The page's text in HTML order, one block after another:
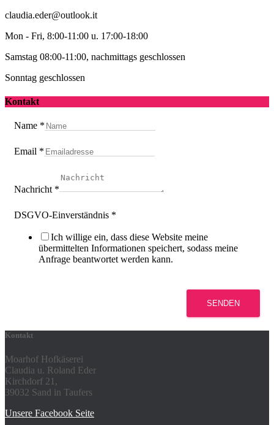
claudia.eder@outlook.it
Mon - Fri, 8:00-11:00 u. 17:00-18:00
Samstag 08:00-11:00, nachmittags geschlossen
Sonntag geschlossen
Kontakt
Name *
Email *
Nachricht *
DSGVO-Einverständnis *
Ich willige ein, dass diese Website meine
übermittelten Informationen speichert, sodass meine
Anfrage beantwortet werden kann.
SENDEN
Kontakt
Moarhof Hofkäserei
Claudia u. Roland Eder
Kirchdorf 21,
39032 Sand in Taufers
Unsere Facebook Seite